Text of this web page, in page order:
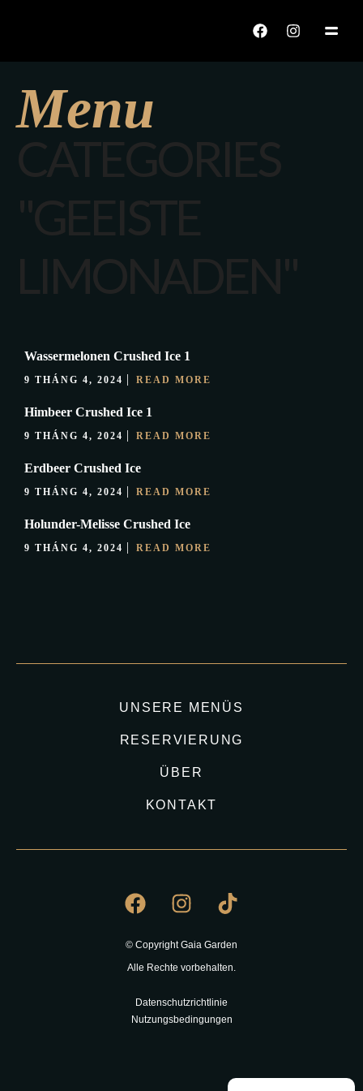
Menu
CATEGORIES
"GEEISTE
LIMONADEN"
Wassermelonen Crushed Ice 1
9 THÁNG 4, 2024 READ MORE
Himbeer Crushed Ice 1
9 THÁNG 4, 2024 READ MORE
Erdbeer Crushed Ice
9 THÁNG 4, 2024 READ MORE
Holunder-Melisse Crushed Ice
9 THÁNG 4, 2024 READ MORE
UNSERE MENÜS
RESERVIERUNG
ÜBER
KONTAKT
© Copyright Gaia Garden
Alle Rechte vorbehalten.
Datenschutzrichtlinie
Nutzungsbedingungen